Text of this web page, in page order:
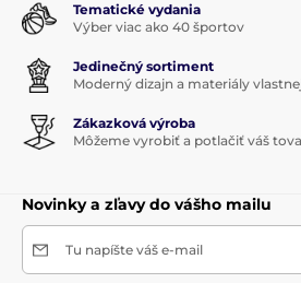
Tematické vydania
Výber viac ako 40 športov
Jedinečný sortiment
Moderný dizajn a materiály
Zákazková výroba
Môžeme vyrobiť a potlačiť váš
Novinky a zľavy do vášho mailu
Tu napíšte váš e-mail